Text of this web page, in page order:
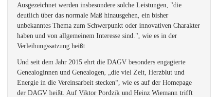
Ausgezeichnet werden insbesondere solche Leistungen, "die
deutlich über das normale Maß hinausgehen, ein bisher
unbekanntes Thema zum Schwerpunkt oder innovativen Charakter
haben und von allgemeinem Interesse sind.", wie es in der
Verleihungssatzung heißt.
Und seit dem Jahr 2015 ehrt die DAGV besonders engagierte
Genealoginnen und Genealogen, „die viel Zeit, Herzblut und
Energie in die Vereinsarbeit stecken“, wie es auf der Homepage
der DAGV heißt. Auf Viktor Pordzik und Heinz Wiemann trifft